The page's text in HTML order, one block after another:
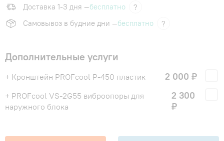
Доставка 1-3 дня —бесплатно
?
Самовывоз в будние дни —бесплатно ?
Дополнительные услуги
+ Кронштейн PROFcool P-450 пластик 2 000 ₽
+ PROFcool VS-2G55 виброопоры для
наружного блока
2 300
₽